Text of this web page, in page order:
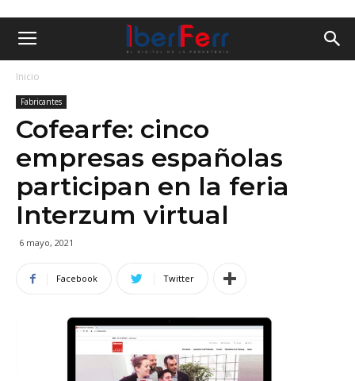
Inicio
Fabricantes
Cofearfe: cinco
empresas españolas
participan en la feria
Interzum virtual
6 mayo, 2021
Facebook Twitter